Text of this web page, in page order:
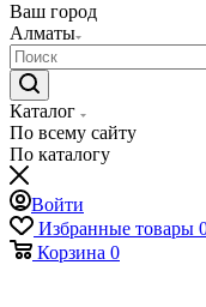
Ваш город
Алматы
Каталог
По всему сайту
По каталогу
Войти
Избранные товары
Корзина 0